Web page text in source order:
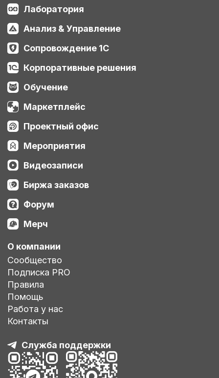
Лаборатория
Анализ & Управление
Сопровождение 1С
Корпоративные решения
Обучение
Маркетплейс
Проектный офис
Мероприятия
Видеозаписи
Биржа заказов
Форум
Мерч
О компании
Сообщество
Подписка PRO
Правила
Помощь
Работа у нас
Контакты
Служба поддержки